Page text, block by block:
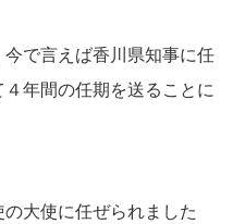
で言えば香川県知事に任
年間の任期を送ることに
大使に任ぜられました